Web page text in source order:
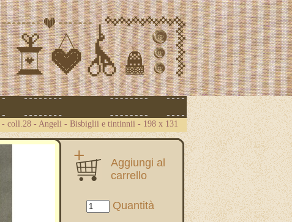
- coll.28 - Angeli - Bisbiglii e tintinnii - 198 x 131
Aggiungi al
carrello
Quantità